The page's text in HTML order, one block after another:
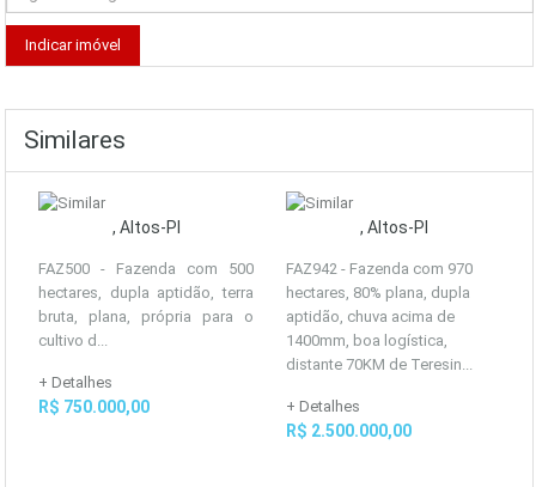
Similares
, Altos-PI
FAZ500 - Fazenda com 500
hectares, dupla aptidão, terra
bruta, plana, própria para o
cultivo d...
+ Detalhes
R$ 750.000,00
, Altos-PI
FAZ942 - Fazenda com 970
hectares, 80% plana, dupla
aptidão, chuva acima de
1400mm, boa logística,
distante 70KM de Teresin...
+ Detalhes
R$ 2.500.000,00